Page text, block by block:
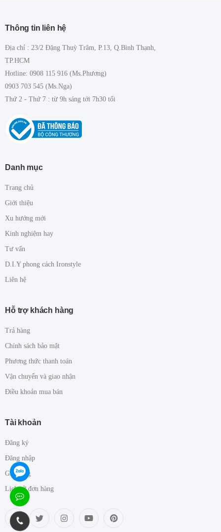
Thông tin liên hệ
Địa chỉ : 23/2 Đặng Thuỳ Trâm, P.13, Q.Bình Thạnh,
TP.HCM
Hotline: 0908 115 916 (Ms.Phương)
0903 703 545 (Ms.Nga)
Thứ 2 - Thứ 7 : từ 9h sáng tới 7h30 tối
Danh mục
Trang chủ
Giới thiệu
Xu hướng mới
Kinh nghiệm hay
Tư vấn
D.I.Y phong cách Ironstyle
Liên hệ
Hỗ trợ khách hàng
Trả hàng
Chính sách bảo mật
Phương thức thanh toán
Vận chuyển và giao nhận
Điều khoản mua bán
Tài khoản
Đăng ký
Đăng nhập
Giỏ hàng
Lịch sử đơn hàng